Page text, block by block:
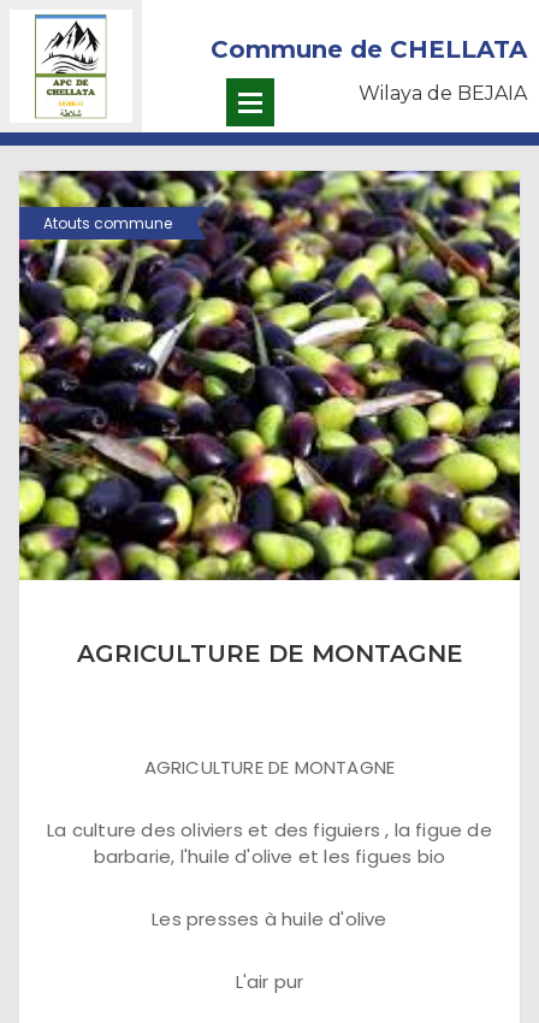
Commune de CHELLATA
Wilaya de BEJAIA
Atouts commune
AGRICULTURE DE MONTAGNE
AGRICULTURE DE MONTAGNE
La culture des oliviers et des figuiers , la figue de
barbarie, l'huile d'olive et les figues bio
Les presses à huile d'olive
L'air pur